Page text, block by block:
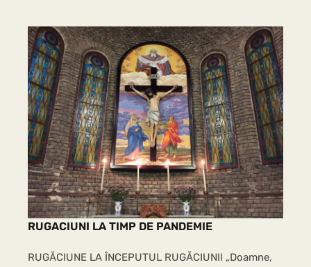
RUGACIUNI LA TIMP DE PANDEMIE
RUGĂCIUNE LA ÎNCEPUTUL RUGĂCIUNII „Doamne,